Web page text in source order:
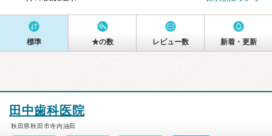
標準 ★の数 レビュー数 新着・更新
田中歯科医院
秋田県秋田市寺内油田